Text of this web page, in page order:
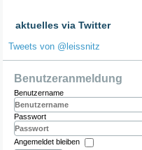
aktuelles via Twitter
Tweets von @leissnitz
Benutzeranmeldung
Benutzername
Passwort
Angemeldet bleiben